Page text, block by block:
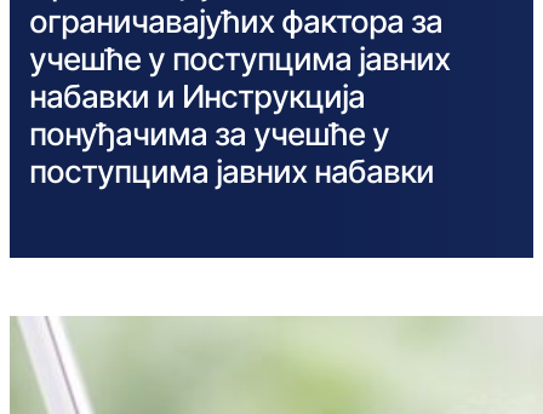
ограничавајућих фактора за
учешће у поступцима јавних
набавки и Инструкција
понуђачима за учешће у
поступцима јавних набавки